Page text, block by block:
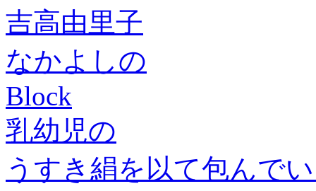
吉高由里子
なかよしの
Block
乳幼児の
うすき絹を以て包んで